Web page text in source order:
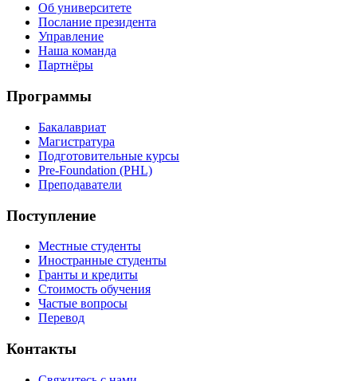
Об университете
Послание президента
Управление
Наша команда
Партнёры
Программы
Бакалавриат
Магистратура
Подготовительные курсы
Pre-Foundation (PHL)
Преподаватели
Поступление
Местные студенты
Иностранные студенты
Гранты и кредиты
Стоимость обучения
Частые вопросы
Перевод
Контакты